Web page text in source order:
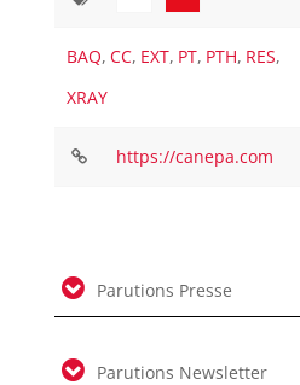
BAQ, CC, EXT, PT, PTH, RES,
XRAY
https://canepa.com
Parutions Presse
Parutions Newsletter